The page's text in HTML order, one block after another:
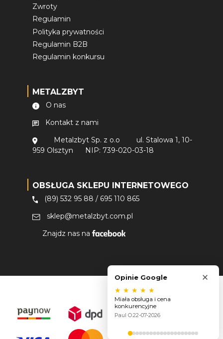
Zwroty
Regulamin
Polityka prywatności
Regulamin B2B
Regulamin konkursu
METALZBYT
O nas
Kontakt z nami
Metalzbyt Sp. z o.o
ul. Stalowa 1, 10-
959 Olsztyn
NIP: 739-020-03-18
OBSŁUGA SKLEPU INTERNETOWEGO
(89) 532 95 88 / 695 110 865
sklep@metalzbyt.com.pl
Znajdz nas na
Opinie Google ×
★ ★ ★ ★ ★
Miała obsługa i cena
konkurencyjne
Paul O.22-07-2026